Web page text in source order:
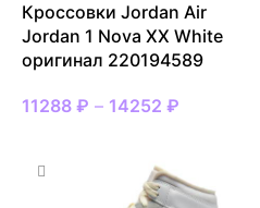
Кроссовки Jordan Air
Jordan 1 Nova XX White
оригинал 220194589
11288 ₽ – 14252 ₽